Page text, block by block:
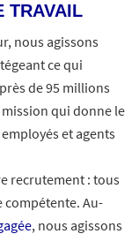
TRAVAIL
nous agissons
ce qui
de 95 millions
qui donne le
et agents
recrutement : tous
compétente. Au-
, nous agissons